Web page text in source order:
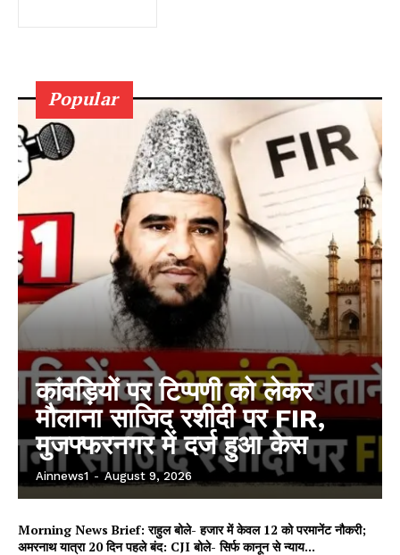
Popular
कांवड़ियों पर टिप्पणी को लेकर
मौलाना साजिद रशीदी पर FIR,
मुजफ्फरनगर में दर्ज हुआ केस
Ainnews1 - August 9, 2026
Morning News Brief: राहुल बोले- हजार में केवल 12 को परमानेंट नौकरी;
अमरनाथ यात्रा 20 दिन पहले बंद: CJI बोले- सिर्फ कानून से न्याय...